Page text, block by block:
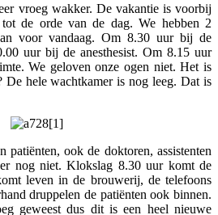
vroeg wakker. De vakantie is voorbij
de orde van de dag. We hebben 2
voor vandaag. Om 8.30 uur bij de
uur bij de anesthesist. Om 8.15 uur
We geloven onze ogen niet. Het is
De hele wachtkamer is nog leeg. Dat is
patiënten, ook de doktoren, assistenten
nog niet. Klokslag 8.30 uur komt de
leven in de brouwerij, de telefoons
druppelen de patiënten ook binnen.
geweest dus dit is een heel nieuwe